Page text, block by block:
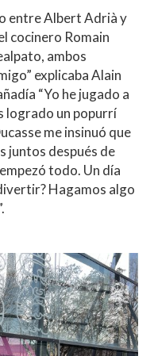
entre Albert Adrià y
cocinero Romain
ambos
explicaba Alain
“Yo he jugado a
logrado un popurrí
me insinuó que
juntos después de
todo. Un día
Hagamos algo